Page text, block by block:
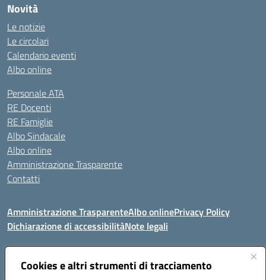
Cookies e altri strumenti di tracciamento
Novità
Le notizie
Le circolari
Calendario eventi
Albo online
Personale ATA
RE Docenti
RE Famiglie
Albo Sindacale
Albo online
Amministrazione Trasparente
Contatti
Amministrazione TrasparenteAlbo onlinePrivacy Policy
Dichiarazione di accessibilitàNote legali